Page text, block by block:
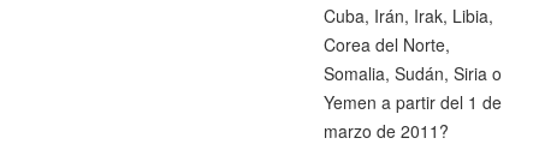
Cuba, Irán, Irak, Libia,
Corea del Norte,
Somalia, Sudán, Siria o
Yemen a partir del 1 de
marzo de 2011?